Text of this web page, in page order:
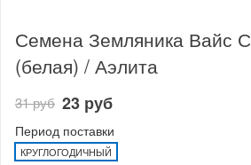
Семена Земляника Вайс
(белая) / Аэлита
31 руб 23 руб
Период поставки
КРУГЛОГОДИЧНЫЙ